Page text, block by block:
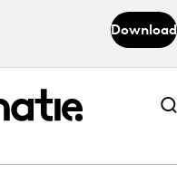
Download
Abonneer nu
Abonneer nu